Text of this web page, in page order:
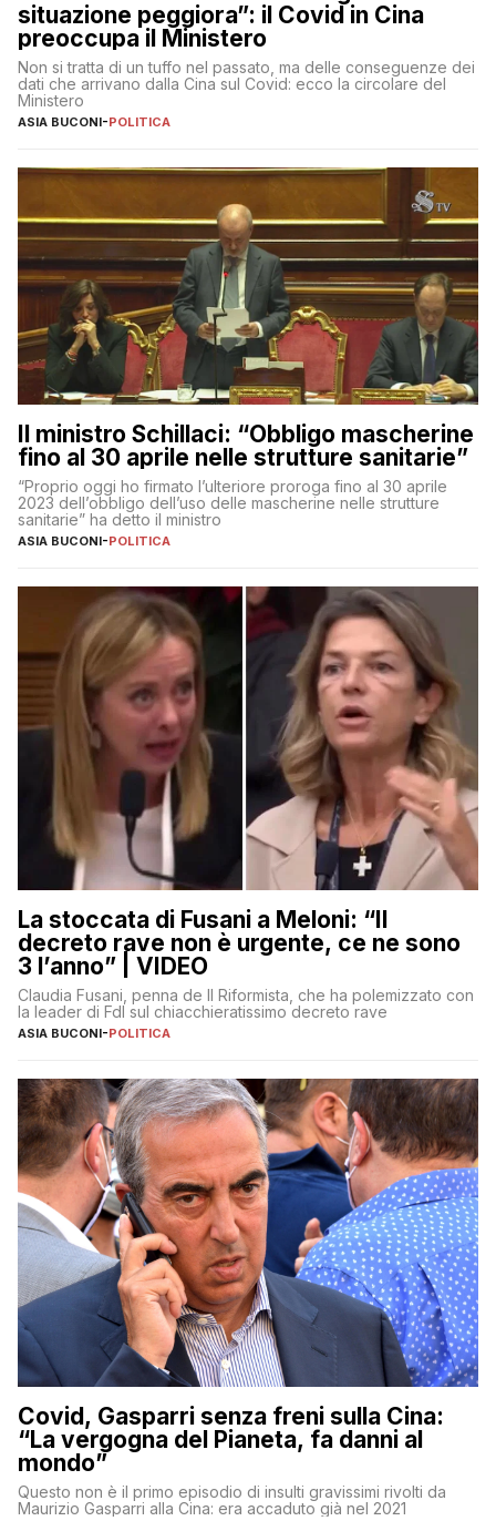
situazione peggiora”: il Covid in Cina
preoccupa il Ministero
Non si tratta di un tuffo nel passato, ma delle conseguenze dei
dati che arrivano dalla Cina sul Covid: ecco la circolare del
Ministero
ASIA BUCONI-POLITICA
Il ministro Schillaci: “Obbligo mascherine
fino al 30 aprile nelle strutture sanitarie”
“Proprio oggi ho firmato l’ulteriore proroga fino al 30 aprile
2023 dell’obbligo dell’uso delle mascherine nelle strutture
sanitarie” ha detto il ministro
ASIA BUCONI-POLITICA
La stoccata di Fusani a Meloni: “Il
decreto rave non è urgente, ce ne sono
3 l’anno” | VIDEO
Claudia Fusani, penna de Il Riformista, che ha polemizzato con
la leader di FdI sul chiacchieratissimo decreto rave
ASIA BUCONI-POLITICA
Covid, Gasparri senza freni sulla Cina:
“La vergogna del Pianeta, fa danni al
mondo”
Questo non è il primo episodio di insulti gravissimi rivolti da
Maurizio Gasparri alla Cina: era accaduto già nel 2021